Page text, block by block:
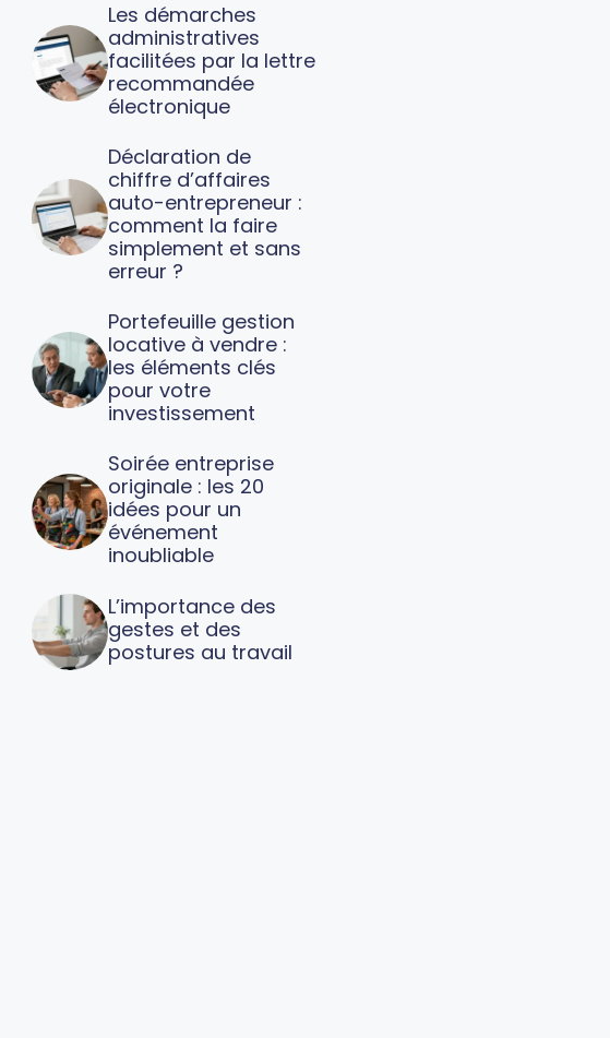
Les démarches
administratives
facilitées par la lettre
recommandée
électronique
Déclaration de
chiffre d’affaires
auto-entrepreneur :
comment la faire
simplement et sans
erreur ?
Portefeuille gestion
locative à vendre :
les éléments clés
pour votre
investissement
Soirée entreprise
originale : les 20
idées pour un
événement
inoubliable
L’importance des
gestes et des
postures au travail